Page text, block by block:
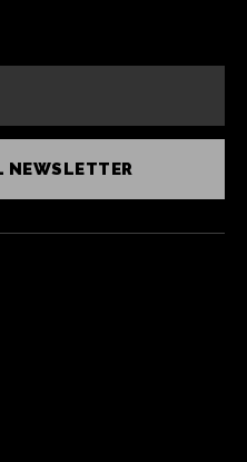
NEWSLETTER